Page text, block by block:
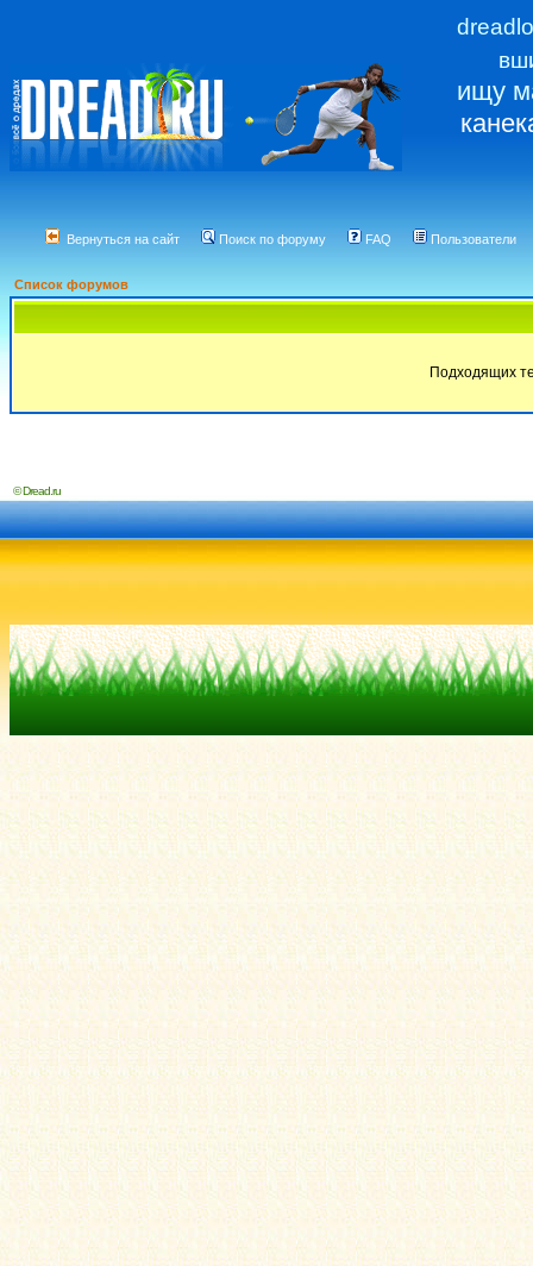
ищу
Вернуться на сайт Поиск по форуму FAQ Пользователи
Список форумов
Подходящих
© Dread.ru